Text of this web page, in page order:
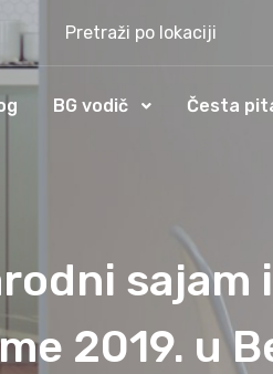
Pretraži po lokaciji
BG vodič Česta
2019. u